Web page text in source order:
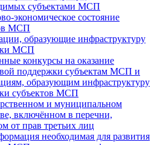
субъектами МСП
экономическое состояние
МСП
образующие инфраструктуру
МСП
конкурсы на оказание
поддержки субъектам МСП и
образующим инфраструктуру
субъектов МСП
и муниципальном
включённом в перечни,
от прав третьих лиц
необходимая для развития